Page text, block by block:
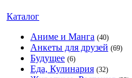
Каталог
Аниме и Манга (40)
Анкеты для друзей (69)
Будущее (6)
Еда, Кулинария (32)